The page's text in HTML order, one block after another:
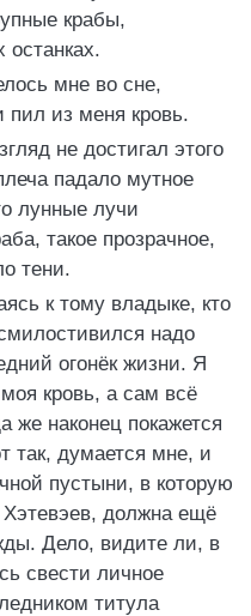
крабы,
останках.
мне во сне,
из меня кровь.
не достигал этого
падало мутное
лунные лучи
такое прозрачное,
тени.
к тому владыке, кто
надо
огонёк жизни. Я
кровь, а сам всё
же наконец покажется
так, думается мне, и
пустыни, в которую
должна ещё
Дело, видите ли, в
свести личное
титула